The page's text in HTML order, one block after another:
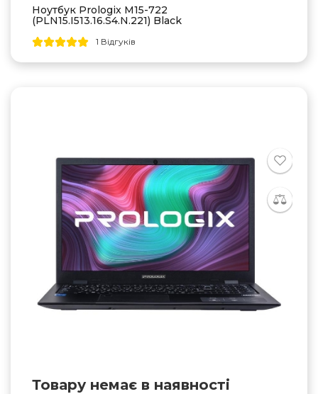
Ноутбук Prologix M15-722
(PLN15.I513.16.S4.N.221) Black
1 Відгуків
Товару немає в наявностi